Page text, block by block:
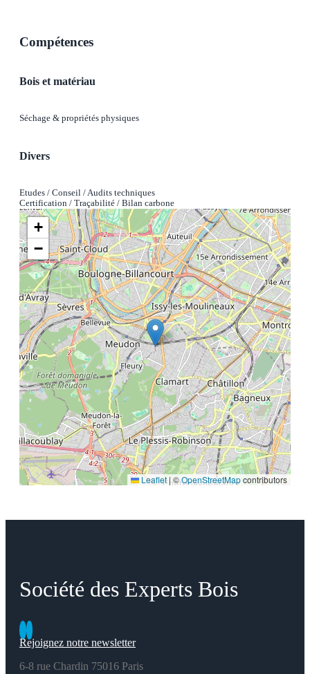
Compétences
Bois et matériau
Séchage & propriétés physiques
Divers
Etudes / Conseil / Audits techniques
Certification / Traçabilité / Bilan carbone
+
−
Leaflet|©OpenStreetMapcontributors
Société des Experts Bois
Rejoignez notre newsletter
6-8 rue Chardin 75016 Paris